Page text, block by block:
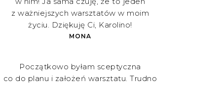
z ważniejszych warsztatów w moim
życiu. Dziękuję Ci, Karolino!
MONA
Początkowo byłam sceptyczna
co do planu i założeń warsztatu. Trudno